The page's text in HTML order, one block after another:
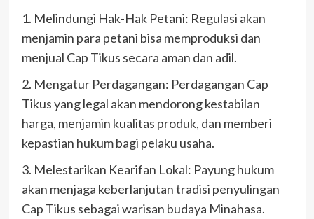
1. Melindungi Hak-Hak Petani: Regulasi akan
menjamin para petani bisa memproduksi dan
menjual Cap Tikus secara aman dan adil.
2. Mengatur Perdagangan: Perdagangan Cap
Tikus yang legal akan mendorong kestabilan
harga, menjamin kualitas produk, dan memberi
kepastian hukum bagi pelaku usaha.
3. Melestarikan Kearifan Lokal: Payung hukum
akan menjaga keberlanjutan tradisi penyulingan
Cap Tikus sebagai warisan budaya Minahasa.